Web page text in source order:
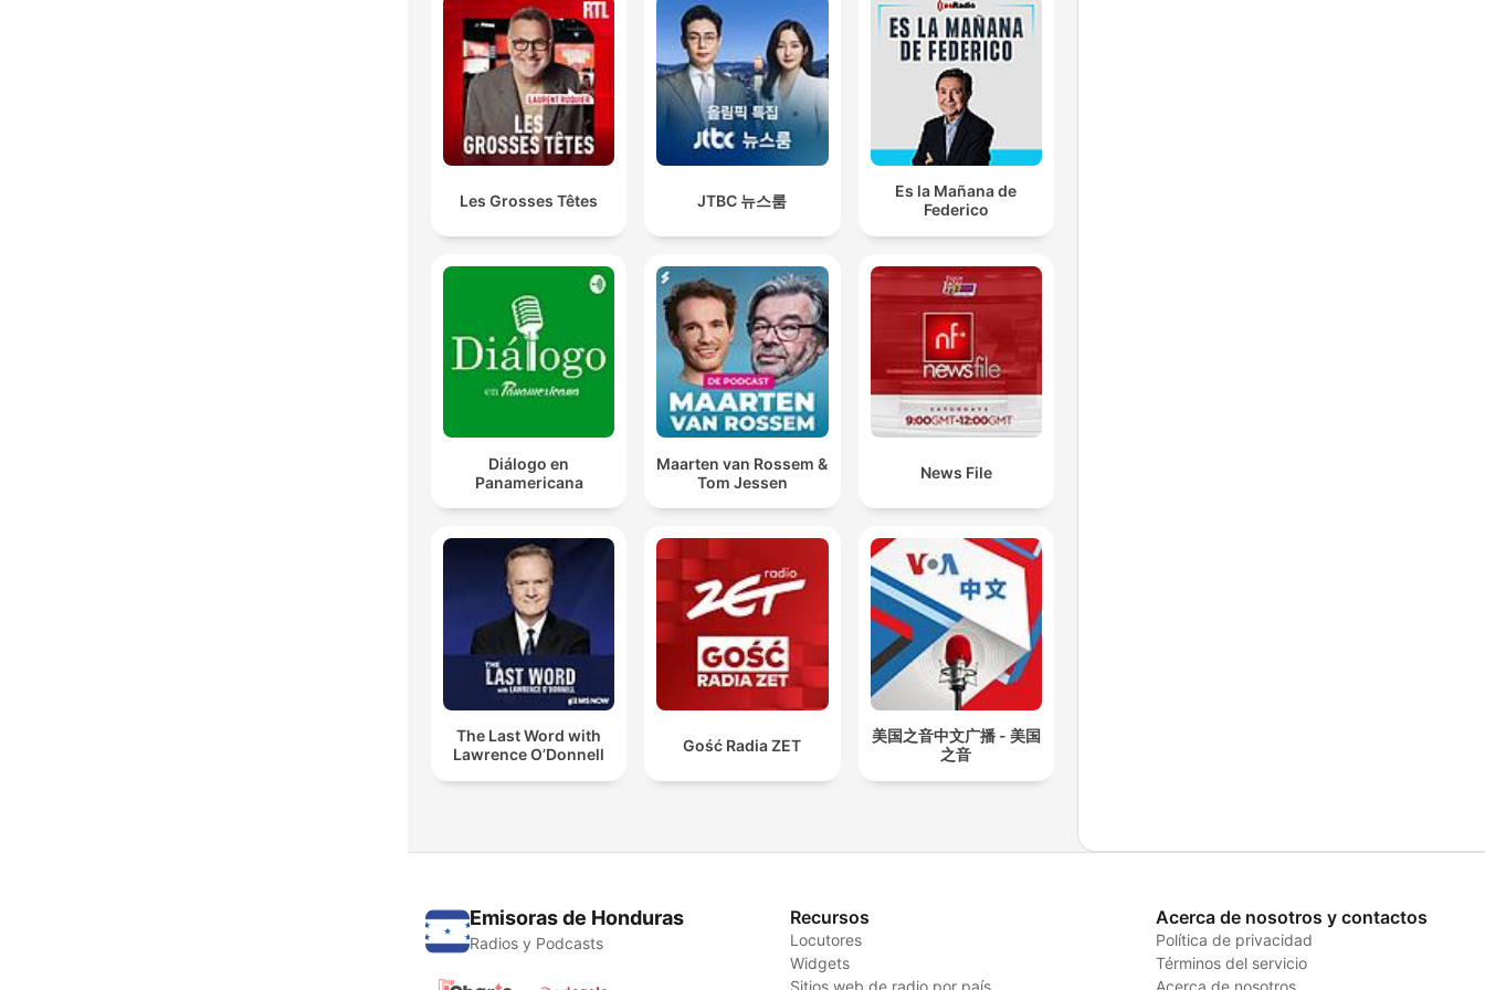
Les Grosses Têtes JTBC 뉴스룸
Es la Mañana de
Federico
Diálogo en
Panamericana
Maarten van Rossem &
Tom Jessen
News File
The Last Word with
Lawrence O’Donnell
Gość Radia ZET
美国之音中文广播 - 美国
之音
Emisoras de Honduras
Radios y Podcasts
Recursos
Locutores
Widgets
Sitios web de radio por país
Acerca de nosotros y contactos
Política de privacidad
Términos del servicio
Acerca de nosotros